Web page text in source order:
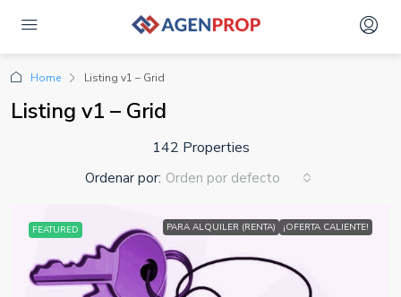
Home Listing v1 – Grid
Listing v1 – Grid
142 Properties
Ordenar por: Orden por defecto
FEATURED PARA ALQUILER (RENTA) ¡OFERTA CALIENTE!